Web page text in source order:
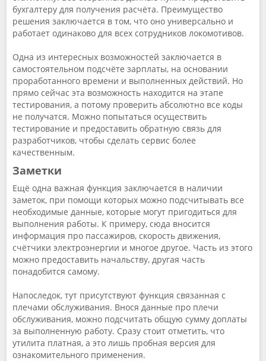
бухгалтеру для получения расчёта. Преимущество
решения заключается в том, что оно универсально и
работает одинаково для всех сотрудников локомотивов.
Одна из интересных возможностей заключается в
самостоятельном подсчёте зарплаты, на основании
проработанного времени и выполненных действий. Но
прямо сейчас эта возможность находится на этапе
тестирования, а потому проверить абсолютно все коды
не получатся. Можно попытаться осуществить
тестирование и предоставить обратную связь для
разработчиков, чтобы сделать сервис более
качественным.
Заметки
Ещё одна важная функция заключается в наличии
заметок, при помощи которых можно подсчитывать все
необходимые данные, которые могут пригодиться для
выполнения работы. К примеру, сюда вносится
информация про пассажиров, скорость движения,
счётчики электроэнергии и многое другое. Часть из этого
можно предоставить начальству, другая часть
понадобится самому.
Напоследок, тут присутствуют функция связанная с
плечами обслуживания. Внося данные про плечи
обслуживания, можно подсчитать общую сумму доплаты
за выполненную работу. Сразу стоит отметить, что
утилита платная, а это лишь пробная версия для
ознакомительного применения.